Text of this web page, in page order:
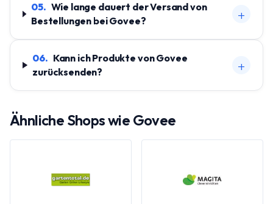
05. Wie lange dauert der Versand von
Bestellungen bei Govee?
+
06. Kann ich Produkte von Govee
zurücksenden?
+
Ähnliche Shops wie Govee